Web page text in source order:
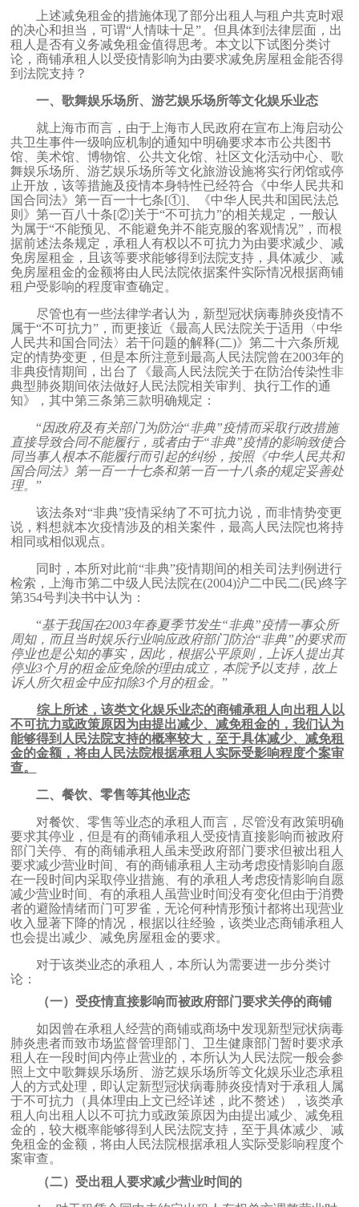
上述减免租金的措施体现了部分出租人与租户共克时艰
的决心和担当，可谓“人情味十足”。但具体到法律层面，出
租人是否有义务减免租金值得思考。本文以下试图分类讨
论，商铺承租人以受疫情影响为由要求减免房屋租金能否得
到法院支持？
一、歌舞娱乐场所、游艺娱乐场所等文化娱乐业态
就上海市而言，由于上海市人民政府在宣布上海启动公
共卫生事件一级响应机制的通知中明确要求本市公共图书
馆、美术馆、博物馆、公共文化馆、社区文化活动中心、歌
舞娱乐场所、游艺娱乐场所等文化旅游设施将实行闭馆或停
止开放，该等措施及疫情本身特性已经符合《中华人民共和
国合同法》第一百一十七条[①] 、《中华人民共和国民法总
则》第一百八十条[②]关于“不可抗力”的相关规定，一般认
为属于“不能预见、不能避免并不能克服的客观情况”，而根
据前述法条规定，承租人有权以不可抗力为由要求减少、减
免房屋租金，且该等要求能够得到法院支持，具体减少、减
免房屋租金的金额将由人民法院依据案件实际情况根据商铺
租户受影响的程度审查确定。
尽管也有一些法律学者认为，新型冠状病毒肺炎疫情不
属于“不可抗力”，而更接近《最高人民法院关于适用〈中华
人民共和国合同法〉若干问题的解释(二)》第二十六条所规
定的情势变更，但是本所注意到最高人民法院曾在2003年的
非典疫情期间，出台了《最高人民法院关于在防治传染性非
典型肺炎期间依法做好人民法院相关审判、执行工作的通
知》，其中第三条第三款明确规定：
“因政府及有关部门为防治“非典”疫情而采取行政措施
直接导致合同不能履行，或者由于“非典”疫情的影响致使合
同当事人根本不能履行而引起的纠纷，按照《中华人民共和
国合同法》第一百一十七条和第一百一十八条的规定妥善处
理。”
该法条对“非典”疫情采纳了不可抗力说，而非情势变更
说，料想就本次疫情涉及的相关案件，最高人民法院也将持
相同或相似观点。
同时，本所对此前“非典”疫情期间的相关司法判例进行
检索，上海市第二中级人民法院在(2004)沪二中民二(民)终字
第354号判决书中认为：
“基于我国在2003年春夏季节发生“非典”疫情一事众所
周知，而且当时娱乐行业响应政府部门防治“非典”的要求而
停业也是公知的事实，因此，根据公平原则，上诉人提出其
停业3个月的租金应免除的理由成立，本院予以支持，故上
诉人所欠租金中应扣除3个月的租金。”
综上所述，该类文化娱乐业态的商铺承租人向出租人以
不可抗力或政策原因为由提出减少、减免租金的，我们认为
能够得到人民法院支持的概率较大，至于具体减少、减免租
金的金额，将由人民法院根据承租人实际受影响程度个案审
查。
二、餐饮、零售等其他业态
对餐饮、零售等业态的承租人而言，尽管没有政策明确
要求其停业，但是有的商铺承租人受疫情直接影响而被政府
部门关停、有的商铺承租人虽未受政府部门要求但被出租人
要求减少营业时间、有的商铺承租人主动考虑疫情影响自愿
在一段时间内采取停业措施、有的承租人考虑疫情影响自愿
减少营业时间、有的承租人虽营业时间没有变化但由于消费
者的避险情绪而门可罗雀，无论何种情形预计都将出现营业
收入显著下降的情况，根据以往经验，该类业态商铺承租人
也会提出减少、减免房屋租金的要求。
对于该类业态的承租人，本所认为需要进一步分类讨
论：
（一） 受疫情直接影响而被政府部门要求关停的商铺
如因曾在承租人经营的商铺或商场中发现新型冠状病毒
肺炎患者而致市场监督管理部门、卫生健康部门暂时要求承
租人在一段时间内停止营业的，本所认为人民法院一般会参
照上文中歌舞娱乐场所、游艺娱乐场所等文化娱乐业态承租
人的方式处理，即认定新型冠状病毒肺炎疫情对于承租人属
于不可抗力（具体理由上文已经详述，此不赘述），该类承
租人向出租人以不可抗力或政策原因为由提出减少、减免租
金的，较大概率能够得到人民法院支持，至于具体减少、减
免租金的金额，将由人民法院根据承租人实际受影响程度个
案审查。
（二） 受出租人要求减少营业时间的